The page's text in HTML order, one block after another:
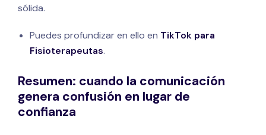
sólida.
Puedes profundizar en ello en TikTok para
Fisioterapeutas.
Resumen: cuando la comunicación
genera confusión en lugar de
confianza